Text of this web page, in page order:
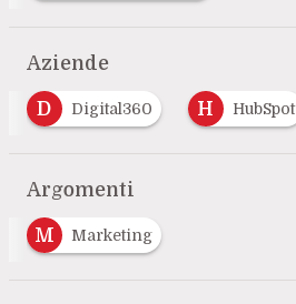
Aziende
D Digital360 H HubSpot
Argomenti
M Marketing